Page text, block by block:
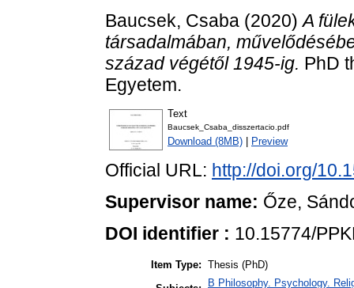
Baucsek, Csaba (2020)A
társadalmában,
század végétől 1945-ig. PhD
Egyetem.
Text
Baucsek_Csaba_disszertacio.pdf
Download (8MB) Preview
Official URL: http://doi.org/
Supervisor name: Őze,
DOI identifier : 10.15774/
Item Type: Thesis (PhD)
B Philosophy. Psychology.